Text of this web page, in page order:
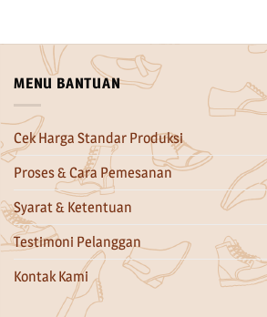
MENU BANTUAN
Cek Harga Standar Produksi
Proses & Cara Pemesanan
Syarat & Ketentuan
Testimoni Pelanggan
Kontak Kami